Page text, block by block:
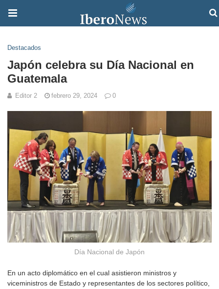
Destacados
Japón celebra su Día Nacional en
Guatemala
Editor 2 febrero 29, 2024 0
Día Nacional de Japón
En un acto diplomático en el cual asistieron ministros y
viceministros de Estado y representantes de los sectores político,